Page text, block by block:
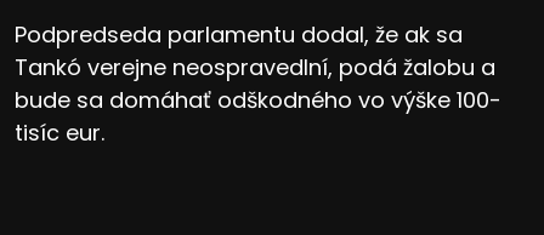
Podpredseda parlamentu dodal, že ak sa
Tankó verejne neospravedlní, podá žalobu a
bude sa domáhať odškodného vo výške 100-
tisíc eur.